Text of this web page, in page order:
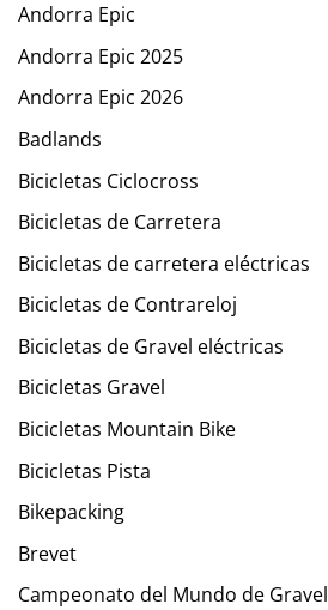
Andorra Epic
Andorra Epic 2025
Andorra Epic 2026
Badlands
Bicicletas Ciclocross
Bicicletas de Carretera
Bicicletas de carretera eléctricas
Bicicletas de Contrareloj
Bicicletas de Gravel eléctricas
Bicicletas Gravel
Bicicletas Mountain Bike
Bicicletas Pista
Bikepacking
Brevet
Campeonato del Mundo de Gravel